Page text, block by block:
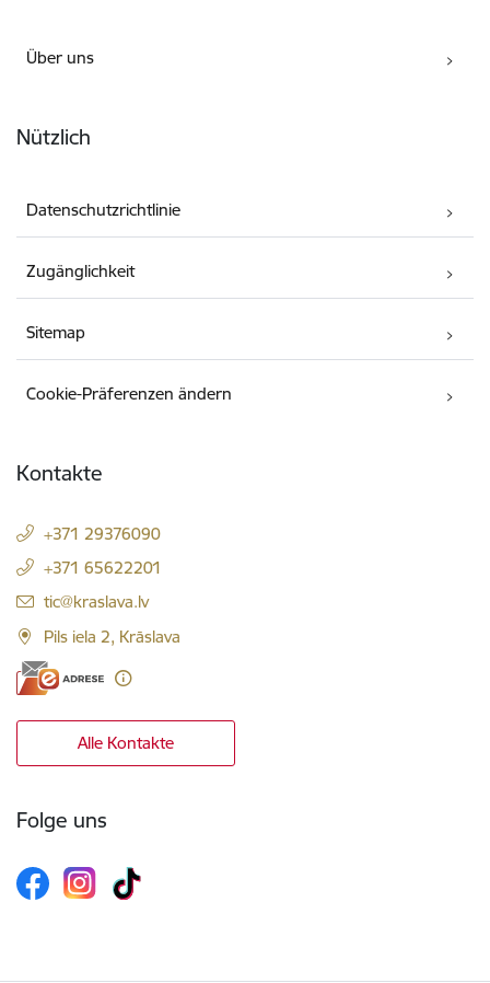
Über uns
Nützlich
Datenschutzrichtlinie
Zugänglichkeit
Sitemap
Cookie-Präferenzen ändern
Kontakte
+371 29376090
+371 65622201
E-Mail:
tic@kraslava.lv
Pils iela 2, Krāslava
Alle Kontakte
Folge uns